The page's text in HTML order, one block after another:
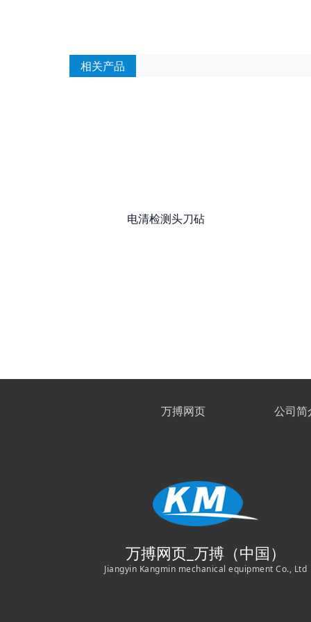
相关产品
电清检测头刀砧
万搏网页 公司简
万搏网页_万搏（中国）
Jiangyin Kangmin mechanical equipment Co., Ltd